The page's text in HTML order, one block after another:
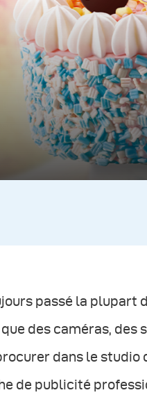
passé la plupart
des caméras, des
dans le studio
de publicité